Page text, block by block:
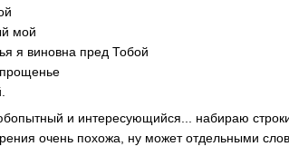
мой
я виновна пред Тобой
и интересующийся... набираю
очень похожа, ну может отдельными